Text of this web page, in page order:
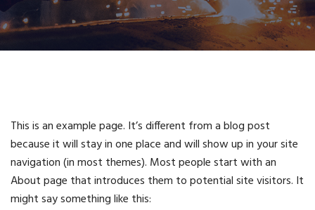
This is an example page. It’s different from a blog post
because it will stay in one place and will show up in your site
navigation (in most themes). Most people start with an
About page that introduces them to potential site visitors. It
might say something like this: